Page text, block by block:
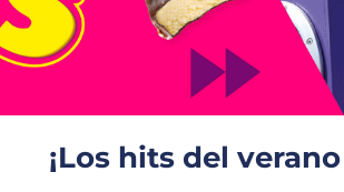
¡Los hits del